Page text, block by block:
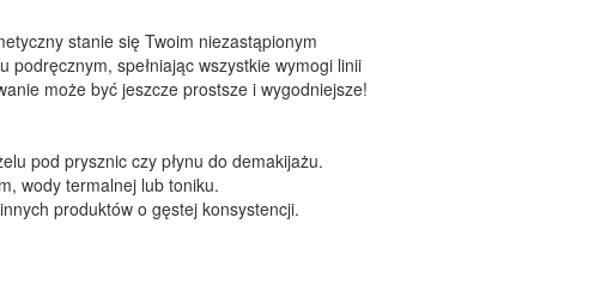
stanie się Twoim niezastąpionym
spełniając wszystkie wymogi linii
może być jeszcze prostsze i wygodniejsze!
pod prysznic czy płynu do demakijażu.
wody termalnej lub toniku.
produktów o gęstej konsystencji.